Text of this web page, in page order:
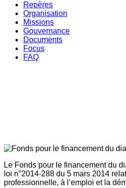
Repères
Organisation
Missions
Gouvernance
Documents
Focus
FAQ
Le Fonds pour le financement du
loi n°2014-288 du 5 mars 2014
professionnelle, à l’emploi et la